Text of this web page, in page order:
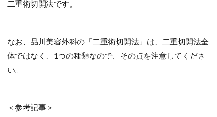
二重術切開法です。
なお、品川美容外科の「二重術切開法」は、二重切開法全
体ではなく、1つの種類なので、その点を注意してくださ
い。
＜参考記事＞